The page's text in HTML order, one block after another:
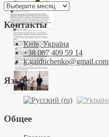
Архивы
Контакты
Київ, Україна
+38 067 409 59 14
k.gaiduchenko@gmail.com
Язык:
Общее